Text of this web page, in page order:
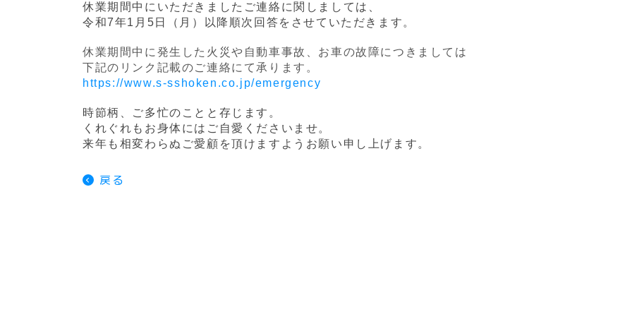
休業期間中にいただきましたご連絡に関しましては、
令和7年1月5日（月）以降順次回答をさせていただきます。
休業期間中に発生した火災や自動車事故、お車の故障につきましては
下記のリンク記載のご連絡にて承ります。
https://www.s-sshoken.co.jp/emergency
時節柄、ご多忙のことと存じます。
くれぐれもお身体にはご自愛くださいませ。
来年も相変わらぬご愛顧を頂けますようお願い申し上げます。
戻る